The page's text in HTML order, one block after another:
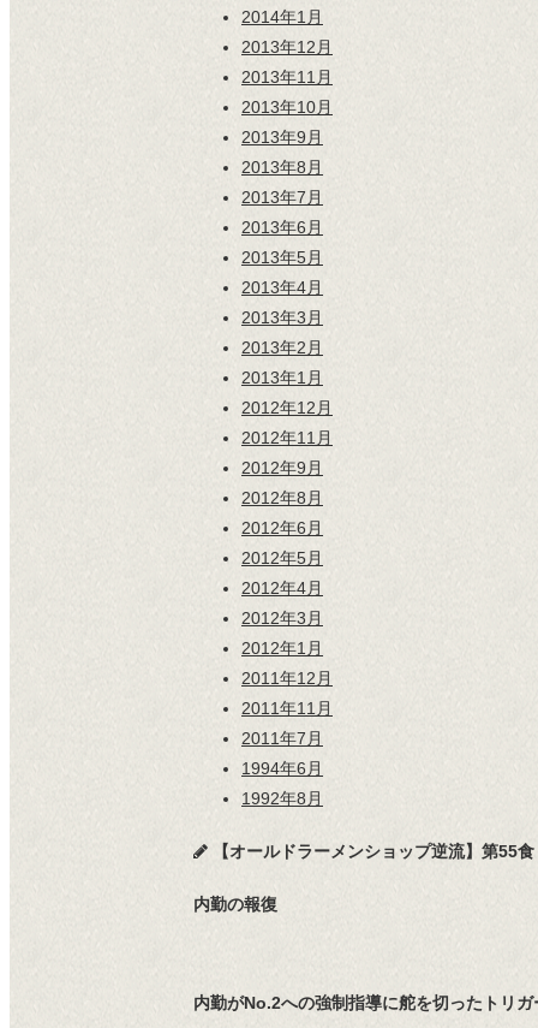
2014年1月
2013年12月
2013年11月
2013年10月
2013年9月
2013年8月
2013年7月
2013年6月
2013年5月
2013年4月
2013年3月
2013年2月
2013年1月
2012年12月
2012年11月
2012年9月
2012年8月
2012年6月
2012年5月
2012年4月
2012年3月
2012年1月
2011年12月
2011年11月
2011年7月
1994年6月
1992年8月
【オールドラーメンショップ逆流】第55
内勤の報復
内勤がNo.2への強制指導に舵を切ったトリ